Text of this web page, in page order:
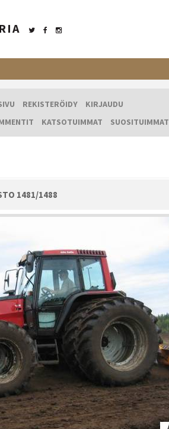
REKISTERÖIDY
KIRJAUDU
KATSOTUIMMAT SUOSITUIMMAT
1481/1488